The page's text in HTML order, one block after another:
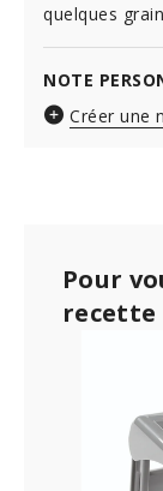
quelques
NOTE
Créer une
Pour
recette